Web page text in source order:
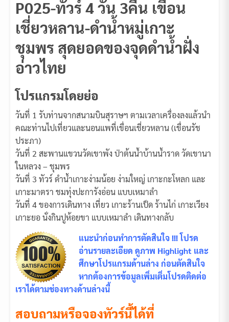
P025-ทัวร์ 4 วัน 3คืน เขื่อน
เชี่ยวหลาน-ดำน้ำหมู่เกาะ
ชุมพร สุดยอดของจุดดำน้ำฝั่ง
อ่าวไทย
โปรแกรมโดยย่อ
วันที่ 1 รับท่านจากสนามบินสุราษฯ ตามเวลาเครื่องลงแล้วนำ
คณะท่านไปเที่ยวและนอนแพที่เขื่อนเชี่ยวหลาน (เขื่อนรัช
ประภา)
วันที่ 2 สะพานแขวนวัดเขาพัง ป่าต้นน้ำบ้านน้ำราด วัดเขานา
ในหลวง – ชุมพร
วันที่ 3 ทัวร์ ดำน้ำเกาะง่ามน้อย ง่ามใหญ่ เกาะกะโหลก และ
เกาะมาตรา ชมทุ่งปะการังอ่อน แบบเหมาลำ
วันที่ 4 ของการเดินทาง เที่ยว เกาะร้านเป็ด ร้านไก่ เกาะเวียง
เกาะยอ นั่งกินปูห้อยขา แบบเหมาลำ เดินทางกลับ
แนะนำก่อนทำการตัดสินใจ !!! โปรด
อ่านรายละเอียด ดูภาพ Highlight และ
ศึกษาโปรแกรมด้านล่าง ก่อนตัดสินใจ
หากต้องการข้อมูลเพิ่มเติ่มโปรดติดต่อ
เราได้ตามช่องทางด้านล่างนี้
สอบถามหรือจองทัวร์นี้ได้ที่